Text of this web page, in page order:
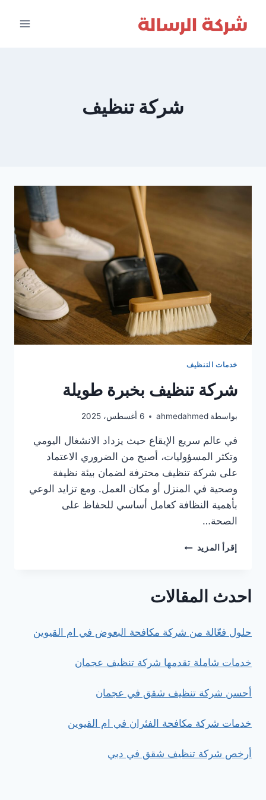
شركة تنظيف
خدمات التنظيف
شركة تنظيف بخبرة طويلة
بواسطة ahmedahmed 6 أغسطس، 2025
في عالم سريع الإيقاع حيث يزداد الانشغال اليومي
وتكثر المسؤوليات، أصبح من الضروري الاعتماد
على شركة تنظيف محترفة لضمان بيئة نظيفة
وصحية في المنزل أو مكان العمل. ومع تزايد الوعي
بأهمية النظافة كعامل أساسي للحفاظ على
الصحة…
إقرأ المزيد شركة
احدث المقالات
حلول فعّالة من شركة مكافحة البعوض في ام القيوين
خدمات شاملة تقدمها شركة تنظيف عجمان
أحسن شركة تنظيف شقق في عجمان
خدمات شركة مكافحة الفئران في ام القيوين
أرخص شركة تنظيف شقق في دبي